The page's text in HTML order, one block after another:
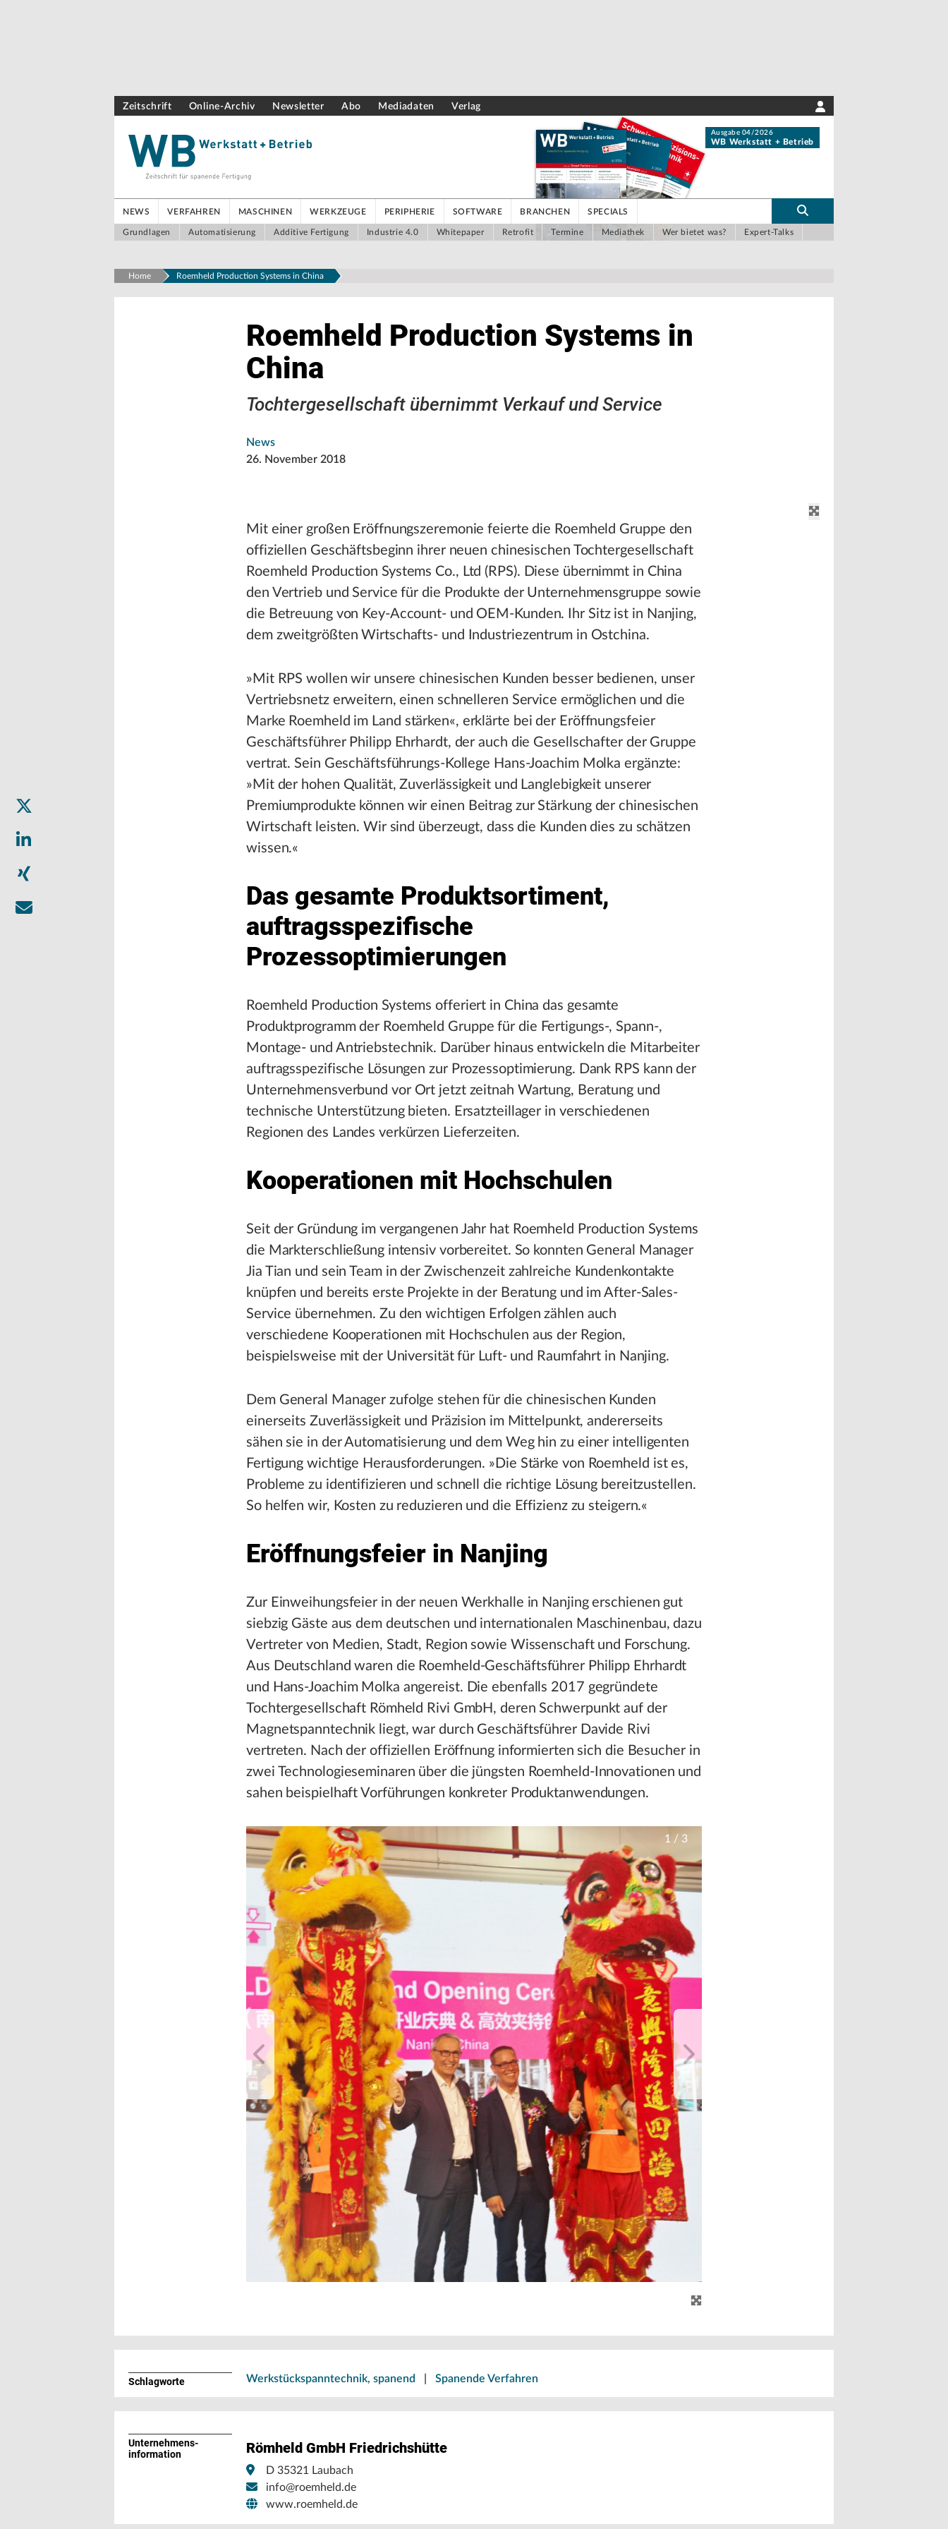
Zeitschrift Online-Archiv Newsletter Abo Mediadaten Verlag
Ausgabe 04/2026
WB Werkstatt + Betrieb
NEWS VERFAHREN MASCHINEN WERKZEUGE PERIPHERIE SOFTWARE BRANCHEN SPECIALS
Grundlagen Automatisierung Additive Fertigung Industrie 4.0 Whitepaper Retrofit Termine Mediathek Wer bietet was? Expert-Talks
Home Roemheld Production Systems in China
Roemheld Production Systems in
China
Tochtergesellschaft übernimmt Verkauf und Service
News
26. November 2018
Mit einer großen Eröffnungszeremonie feierte die Roemheld Gruppe den
offiziellen Geschäftsbeginn ihrer neuen chinesischen Tochtergesellschaft
Roemheld Production Systems Co., Ltd (RPS). Diese übernimmt in China
den Vertrieb und Service für die Produkte der Unternehmensgruppe sowie
die Betreuung von Key-Account- und OEM-Kunden. Ihr Sitz ist in Nanjing,
dem zweitgrößten Wirtschafts- und Industriezentrum in Ostchina.
»Mit RPS wollen wir unsere chinesischen Kunden besser bedienen, unser
Vertriebsnetz erweitern, einen schnelleren Service ermöglichen und die
Marke Roemheld im Land stärken«, erklärte bei der Eröffnungsfeier
Geschäftsführer Philipp Ehrhardt, der auch die Gesellschafter der Gruppe
vertrat. Sein Geschäftsführungs-Kollege Hans-Joachim Molka ergänzte:
»Mit der hohen Qualität, Zuverlässigkeit und Langlebigkeit unserer
Premiumprodukte können wir einen Beitrag zur Stärkung der chinesischen
Wirtschaft leisten. Wir sind überzeugt, dass die Kunden dies zu schätzen
wissen.«
Das gesamte Produktsortiment,
auftragsspezifische
Prozessoptimierungen
Roemheld Production Systems offeriert in China das gesamte
Produktprogramm der Roemheld Gruppe für die Fertigungs-, Spann-,
Montage- und Antriebstechnik. Darüber hinaus entwickeln die Mitarbeiter
auftragsspezifische Lösungen zur Prozessoptimierung. Dank RPS kann der
Unternehmensverbund vor Ort jetzt zeitnah Wartung, Beratung und
technische Unterstützung bieten. Ersatzteillager in verschiedenen
Regionen des Landes verkürzen Lieferzeiten.
Kooperationen mit Hochschulen
Seit der Gründung im vergangenen Jahr hat Roemheld Production Systems
die Markterschließung intensiv vorbereitet. So konnten General Manager
Jia Tian und sein Team in der Zwischenzeit zahlreiche Kundenkontakte
knüpfen und bereits erste Projekte in der Beratung und im After-Sales-
Service übernehmen. Zu den wichtigen Erfolgen zählen auch
verschiedene Kooperationen mit Hochschulen aus der Region,
beispielsweise mit der Universität für Luft- und Raumfahrt in Nanjing.
Dem General Manager zufolge stehen für die chinesischen Kunden
einerseits Zuverlässigkeit und Präzision im Mittelpunkt, andererseits
sähen sie in der Automatisierung und dem Weg hin zu einer intelligenten
Fertigung wichtige Herausforderungen. »Die Stärke von Roemheld ist es,
Probleme zu identifizieren und schnell die richtige Lösung bereitzustellen.
So helfen wir, Kosten zu reduzieren und die Effizienz zu steigern.«
Eröffnungsfeier in Nanjing
Zur Einweihungsfeier in der neuen Werkhalle in Nanjing erschienen gut
siebzig Gäste aus dem deutschen und internationalen Maschinenbau, dazu
Vertreter von Medien, Stadt, Region sowie Wissenschaft und Forschung.
Aus Deutschland waren die Roemheld-Geschäftsführer Philipp Ehrhardt
und Hans-Joachim Molka angereist. Die ebenfalls 2017 gegründete
Tochtergesellschaft Römheld Rivi GmbH, deren Schwerpunkt auf der
Magnetspanntechnik liegt, war durch Geschäftsführer Davide Rivi
vertreten. Nach der offiziellen Eröffnung informierten sich die Besucher in
zwei Technologieseminaren über die jüngsten Roemheld-Innovationen und
sahen beispielhaft Vorführungen konkreter Produktanwendungen.
1 / 3
Schlagworte Werkstückspanntechnik, spanend Spanende Verfahren
Unternehmens­
information
Römheld GmbH Friedrichshütte
D 35321 Laubach
info@roemheld.de
www.roemheld.de